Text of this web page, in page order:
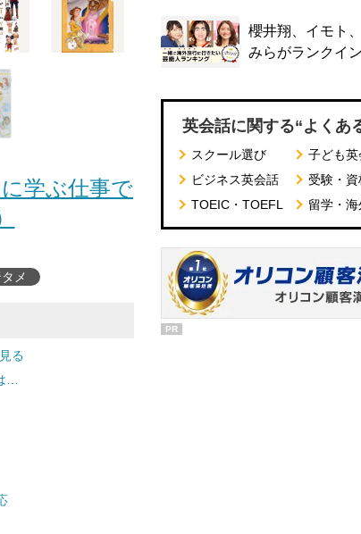
学ぶ仕事で
メ
る
…
櫻井翔、イモト
みらがランクイン
英会話に関する“よくあ
スクール選び
子ども英
ビジネス英会話
受験・
TOEIC・TOEFL
留学・
PR